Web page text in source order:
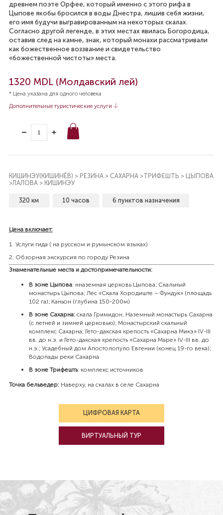
древнем поэте Орфее, который именно с этого рифа в
Цыпове якобы бросился в воды Днестра, лишив себя жизни,
его имя будучи выгравированным на некоторых скалах.
Согласно другой легенде, в этих местах явилась Богородица,
оставив след на камне, знак, который монахи рассматривали
как божественное воззвание и свидетельство
«божественной чистоты» места.
1320 MDL (Молдавский лей)
* Цена указана для одного человека
Дополнительные туристические услуги
КИШИНЭУ(КИШИНЁВ) > РЕЗИНА > САХАРНА >ТРИФЕШТЬ > ЦЫПОВА
>ЛАЛОВА > КИШИНЭУ
320 км 10 часов 6 пунктов назначения
Цена включает:
Услуги гида ( на русском и румынском языках)
Обзорная экскурсия по городу Резина
Знаменательные места и достопримечательности:
В зоне Цыпова: нназемная церковь Цыпова; Скальный
монастырь Цыпова; Лес «Скала Хородиште – Фундук» (площадь
102 га); Каньон (глубина 150-200м)
В зоне Сахарна: скала Гримидон, Наземный монастырь Сахарна
(с летней и зимней церковью); Монастырский скальный
комплекс Сахарна; Гето-дакская крепость «Сахарна Микэ» IV-III
вв. до н.э. и Гето-дакская крепость «Сахарна Маре» IV-III вв. до
н.э.; Усадебный дом Апостолопуло Евгении (конец 19-го века);
Водопады реки Сахарна
В зоне Трифешть: комплекс источников
Точка бельведер: Наверху, на скалах в селе Сахарна
ЦИФРОВАЯ КАРТА
BИРТУАЛЬНЫЙ ТУР